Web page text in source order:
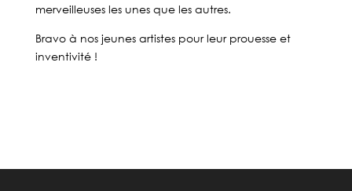
merveilleuses les unes que les autres.
Bravo à nos jeunes artistes pour leur prouesse et
inventivité !